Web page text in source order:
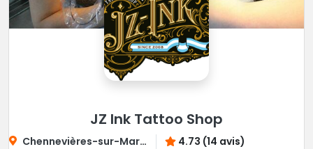
JZ Ink Tattoo Shop
Chennevières-sur-Marne 4.73 (14 avis)